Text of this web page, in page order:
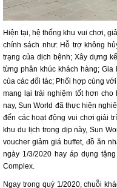
Hiện tại, hệ thống khu vui chơi,
chính sách như: Hỗ trợ không
trạng của dịch bệnh; Xây dựng
từng phân khúc khách hàng;
của các đối tác; Phối hợp cùng
mang lại trải nghiệm tốt hơn cho
nay, Sun World đã thực hiện
đến các hoạt động vui chơi giải
khu du lịch trong dịp này, Sun
voucher giảm giá buffet, đồ ăn
ngày 1/3/2020 hay áp dụng
Complex.
Ngay trong quý 1/2020, chuỗi